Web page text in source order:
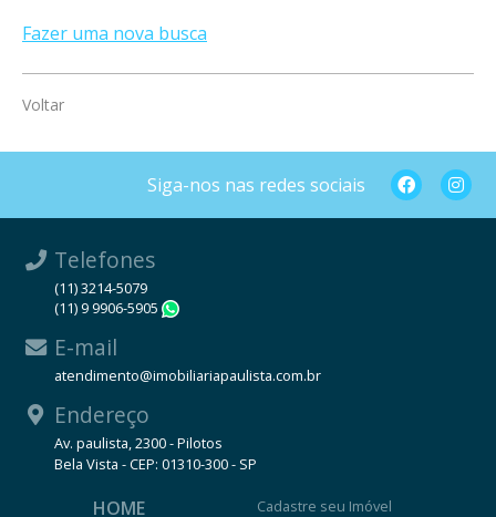
Fazer uma nova busca
Voltar
Siga-nos nas redes sociais
Telefones
(11) 3214-5079
(11) 9 9906-5905
E-mail
atendimento@imobiliariapaulista.com.br
Endereço
Av. paulista, 2300 - Pilotos
Bela Vista - CEP: 01310-300 - SP
HOME Cadastre seu Imóvel